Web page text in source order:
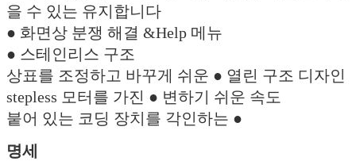
을 수 있는 유지합니다
● 화면상 분쟁 해결 &Help 메뉴
● 스테인리스 구조
상표를 조정하고 바꾸게 쉬운 ● 열린 구조 디자인
stepless 모터를 가진 ● 변하기 쉬운 속도
붙어 있는 코딩 장치를 각인하는 ●
명세